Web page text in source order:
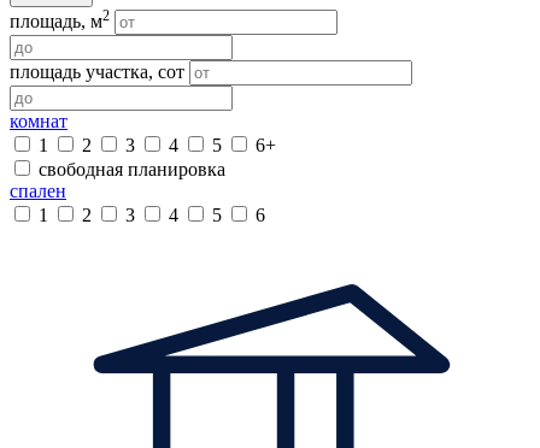
площадь, м2
площадь участка, сот
комнат
1
2 3 4 5
6+
свободная планировка
спален
1
2 3 4 5 6